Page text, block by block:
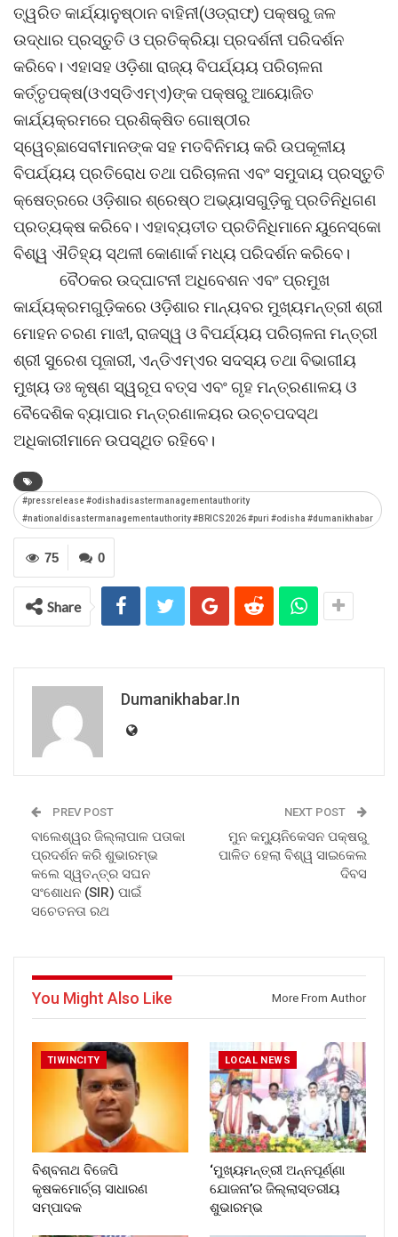
ତ୍ୱରିତ କାର୍ଯ୍ୟାନୁଷ୍ଠାନ ବାହିନୀ(ଓଡ୍ରାଫ୍) ପକ୍ଷରୁ ଜଳ
ଉଦ୍ଧାର ପ୍ରସ୍ତୁତି ଓ ପ୍ରତିକ୍ରିୟା ପ୍ରଦର୍ଶନୀ ପରିଦର୍ଶନ
କରିବେ। ଏହାସହ ଓଡ଼ିଶା ରାଜ୍ୟ ବିପର୍ଯ୍ୟୟ ପରିଚାଳନା
କର୍ତ୍ତୃପକ୍ଷ(ଓଏସ୍‌ଡିଏମ୍‌ଏ)ଙ୍କ ପକ୍ଷରୁ ଆୟୋଜିତ
କାର୍ଯ୍ୟକ୍ରମରେ ପ୍ରଶିକ୍ଷିତ ଗୋଷ୍ଠୀର
ସ୍ୱେଚ୍ଛାସେବୀମାନଙ୍କ ସହ ମତବିନିମୟ କରି ଉପକୂଳୀୟ
ବିପର୍ଯ୍ୟୟ ପ୍ରତିରୋଧ ତଥା ପରିଚାଳନା ଏବଂ ସମୁଦାୟ ପ୍ରସ୍ତୁତି
କ୍ଷେତ୍ରରେ ଓଡ଼ିଶାର ଶ୍ରେଷ୍ଠ ଅଭ୍ୟାସଗୁଡ଼ିକୁ ପ୍ରତିନିଧିଗଣ
ପ୍ରତ୍ୟକ୍ଷ କରିବେ। ଏହାବ୍ୟତୀତ ପ୍ରତିନିଧିମାନେ ୟୁନେସ୍କୋ
ବିଶ୍ୱ ଐତିହ୍ୟ ସ୍ଥଳୀ କୋଣାର୍କ ମଧ୍ୟ ପରିଦର୍ଶନ କରିବେ।
ବୈଠକର ଉଦ୍‌ଘାଟନୀ ଅଧିବେଶନ ଏବଂ ପ୍ରମୁଖ
କାର୍ଯ୍ୟକ୍ରମଗୁଡ଼ିକରେ ଓଡ଼ିଶାର ମାନ୍ୟବର ମୁଖ୍ୟମନ୍ତ୍ରୀ ଶ୍ରୀ
ମୋହନ ଚରଣ ମାଝୀ, ରାଜସ୍ୱ ଓ ବିପର୍ଯ୍ୟୟ ପରିଚାଳନା ମନ୍ତ୍ରୀ
ଶ୍ରୀ ସୁରେଶ ପୂଜାରୀ, ଏନ୍‌ଡିଏମ୍‌ଏର ସଦସ୍ୟ ତଥା ବିଭାଗୀୟ
ମୁଖ୍ୟ ଡଃ କୃଷ୍ଣ ସ୍ୱରୂପ ବତ୍ସ ଏବଂ ଗୃହ ମନ୍ତ୍ରଣାଳୟ ଓ
ବୈଦେଶିକ ବ୍ୟାପାର ମନ୍ତ୍ରଣାଳୟର ଉଚ୍ଚପଦସ୍ଥ
ଅଧିକାରୀମାନେ ଉପସ୍ଥିତ ରହିବେ।
#pressrelease #odishadisastermanagementauthority
#nationaldisastermanagementauthority #BRICS2026 #puri #odisha #dumanikhabar
0
75
Share
Dumanikhabar.in
PREV POST
ବାଲେଶ୍ୱର ଜିଲ୍ଲାପାଳ ପତାକା
ପ୍ରଦର୍ଶନ କରି ଶୁଭାରମ୍ଭ
କଲେ ସ୍ୱତନ୍ତ୍ର ସଘନ
ସଂଶୋଧନ (SIR) ପାଇଁ
ସଚେତନତା ରଥ
NEXT POST
ମୁନ କମ୍ୟୁନିକେସନ ପକ୍ଷରୁ
ପାଳିତ ହେଲା ବିଶ୍ୱ ସାଇକେଲ
ଦିବସ
You Might Also Like More From Author
TIWINCITY
ବିଶ୍ବନାଥ ବିଜେପି
କୃଷକମୋର୍ଚ୍ଚା ସାଧାରଣ
ସମ୍ପାଦକ
LOCAL NEWS
‘ମୁଖ୍ୟମନ୍ତ୍ରୀ ଅନ୍ନପୂର୍ଣ୍ଣା
ଯୋଜନା’ର ଜିଲ୍ଲାସ୍ତରୀୟ
ଶୁଭାରମ୍ଭ